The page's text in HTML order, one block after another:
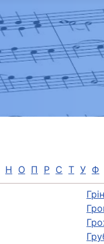
Н О П Р С Т У Ф